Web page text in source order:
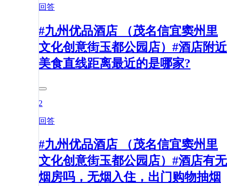
回答
#九州优品酒店 （茂名信宜窦州里
文化创意街玉都公园店）#酒店附近
美食直线距离最近的是哪家?
2
回答
#九州优品酒店 （茂名信宜窦州里
文化创意街玉都公园店）#酒店有无
烟房吗，无烟入住，出门购物抽烟